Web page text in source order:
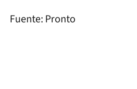
Fuente: Pronto